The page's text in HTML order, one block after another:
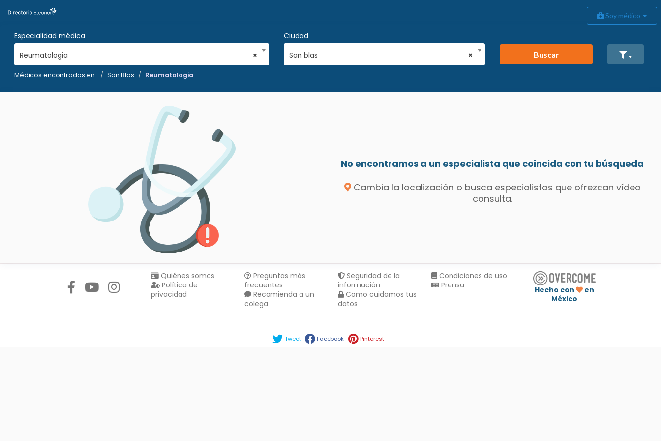
Soy médico
Especialidad médica
×
Reumatologia
Ciudad
×
San blas Buscar
Médicos encontrados en: San Blas Reumatologia
No encontramos a un especialista que coincida con tu búsqueda
Cambia la localización o busca especialistas que ofrezcan vídeo
consulta.
Quiénes somos
Política de
privacidad
Preguntas más
frecuentes
Recomienda a un
colega
Seguridad de la
información
Como cuidamos tus
datos
Condiciones de uso
Prensa
Hecho con
en
México
Tweet Facebook Pinterest